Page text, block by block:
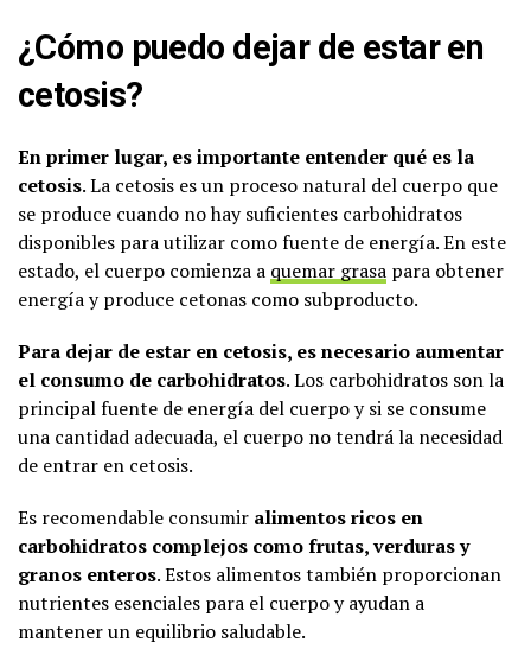
¿Cómo puedo dejar de estar en
cetosis?
En primer lugar, es importante entender qué es la
cetosis. La cetosis es un proceso natural del cuerpo que
se produce cuando no hay suficientes carbohidratos
disponibles para utilizar como fuente de energía. En este
estado, el cuerpo comienza a quemar grasa para obtener
energía y produce cetonas como subproducto.
Para dejar de estar en cetosis, es necesario aumentar
el consumo de carbohidratos. Los carbohidratos son la
principal fuente de energía del cuerpo y si se consume
una cantidad adecuada, el cuerpo no tendrá la necesidad
de entrar en cetosis.
Es recomendable consumir alimentos ricos en
carbohidratos complejos como frutas, verduras y
granos enteros. Estos alimentos también proporcionan
nutrientes esenciales para el cuerpo y ayudan a
mantener un equilibrio saludable.